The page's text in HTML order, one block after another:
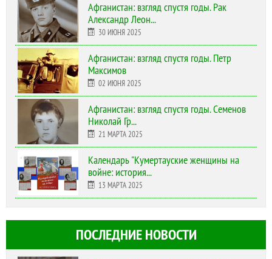
Афганистан: взгляд спустя годы. Рак
Александр Леон...
30 ИЮНЯ 2025
Афганистан: взгляд спустя годы. Петр
Максимов
02 ИЮНЯ 2025
Афганистан: взгляд спустя годы. Семенов
Николай Гр...
21 МАРТА 2025
Календарь "Кумертауские женщины на
войне: история...
13 МАРТА 2025
ПОСЛЕДНИЕ НОВОСТИ